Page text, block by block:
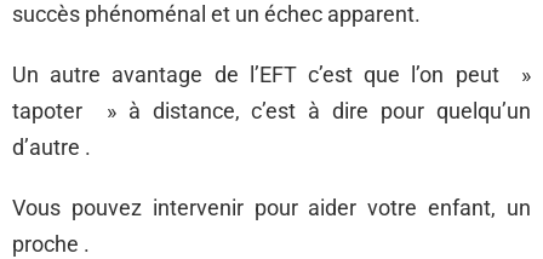
succès phénoménal et un échec apparent.
Un autre avantage de l’EFT c’est que l’on peut »
tapoter » à distance, c’est à dire pour quelqu’un
d’autre .
Vous pouvez intervenir pour aider votre enfant, un
proche .